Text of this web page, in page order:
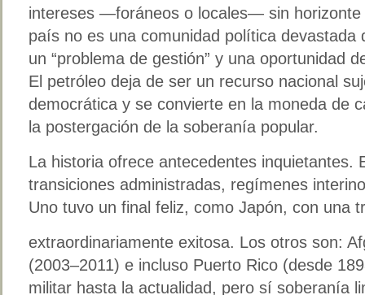
intereses —foráneos o locales— sin horizonte
país no es una comunidad política devastada
un “problema de gestión” y una oportunidad
El petróleo deja de ser un recurso nacional
democrática y se convierte en la moneda de
la postergación de la soberanía popular.
La historia ofrece antecedentes inquietantes.
transiciones administradas, regímenes
Uno tuvo un final feliz, como Japón, con una
extraordinariamente exitosa. Los otros son:
(2003–2011) e incluso Puerto Rico (desde
militar hasta la actualidad, pero sí soberanía